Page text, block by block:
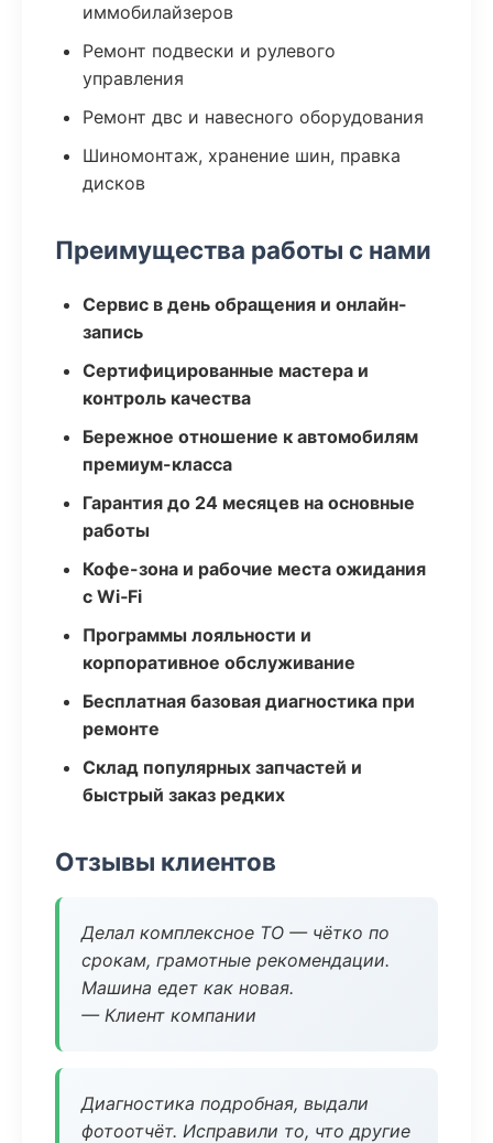
иммобилайзеров
Ремонт подвески и рулевого
управления
Ремонт двс и навесного оборудования
Шиномонтаж, хранение шин, правка
дисков
Преимущества работы с нами
Сервис в день обращения и онлайн-
запись
Сертифицированные мастера и
контроль качества
Бережное отношение к автомобилям
премиум-класса
Гарантия до 24 месяцев на основные
работы
Кофе-зона и рабочие места ожидания
с Wi‑Fi
Программы лояльности и
корпоративное обслуживание
Бесплатная базовая диагностика при
ремонте
Склад популярных запчастей и
быстрый заказ редких
Отзывы клиентов
Делал комплексное ТО — чётко по
срокам, грамотные рекомендации.
Машина едет как новая.
— Клиент компании
Диагностика подробная, выдали
фотоотчёт. Исправили то, что другие